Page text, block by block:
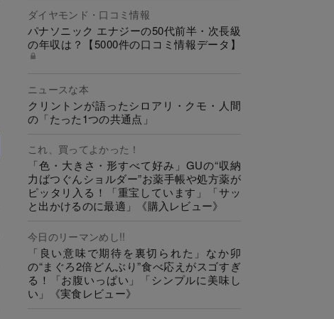
ダイヤモンド・口コミ情報
パナソニック エナジーの50代前半・次長級
の年収は？【5000件の口コミ情報データ】
ニュースな本
クリントンが語ったシロアリ・クモ・人間
の「たった1つの共通点」
これ、買ってよかった！
「色・大きさ・形すべて好み」GUの“収納
力ばつぐんショルダー”お薬手帳や処方薬が
ピッタリ入る！「重宝しています」「サッ
と出かけるのに最適」《購入レビュー》
今日のリーマンめし!!
「良い意味で期待を裏切られた」なか卯
の“まぐろ2倍どんぶり”食べ応えがスゴすぎ
る！「お腹いっぱい」「シンプルに美味し
い」《実食レビュー》